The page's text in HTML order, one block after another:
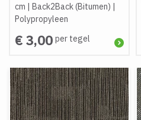
cm | Back2Back (Bitumen) |
Polypropyleen
€ 3,00 per tegel